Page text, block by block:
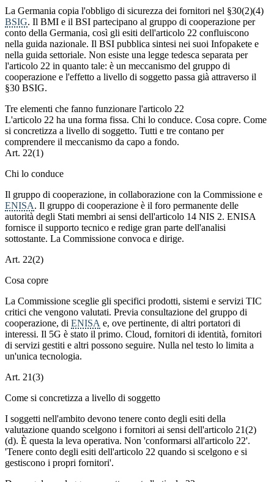
La Germania copia l'obbligo di sicurezza dei fornitori nel §30(2)(4)
BSIG. Il BMI e il BSI partecipano al gruppo di cooperazione per
conto della Germania, così gli esiti dell'articolo 22 confluiscono
nella guida nazionale. Il BSI pubblica sintesi nei suoi Infopakete e
nella guida settoriale. Non esiste una legge tedesca separata per
l'articolo 22 in quanto tale: è un meccanismo del gruppo di
cooperazione e l'effetto a livello di soggetto passa già attraverso il
§30 BSIG.
Tre elementi che fanno funzionare l'articolo 22
L'articolo 22 ha una forma fissa. Chi lo conduce. Cosa copre. Come
si concretizza a livello di soggetto. Tutti e tre contano per
comprendere il meccanismo da capo a fondo.
Art. 22(1)
Chi lo conduce
Il gruppo di cooperazione, in collaborazione con la Commissione e
ENISA. Il gruppo di cooperazione è il foro permanente delle
autorità degli Stati membri ai sensi dell'articolo 14 NIS 2. ENISA
fornisce il supporto tecnico e redige gran parte dell'analisi
sottostante. La Commissione convoca e dirige.
Art. 22(2)
Cosa copre
La Commissione sceglie gli specifici prodotti, sistemi e servizi TIC
critici che vengono valutati. Previa consultazione del gruppo di
cooperazione, di ENISA e, ove pertinente, di altri portatori di
interessi. Il 5G è stato il primo. Cloud, fornitori di identità, fornitori
di servizi gestiti e altri possono seguire. Nulla nel testo lo limita a
un'unica tecnologia.
Art. 21(3)
Come si concretizza a livello di soggetto
I soggetti nell'ambito devono tenere conto degli esiti della
valutazione quando scelgono i fornitori ai sensi dell'articolo 21(2)
(d). È questa la leva operativa. Non 'conformarsi all'articolo 22'.
'Tenere conto degli esiti dell'articolo 22 quando si scelgono e si
gestiscono i propri fornitori'.